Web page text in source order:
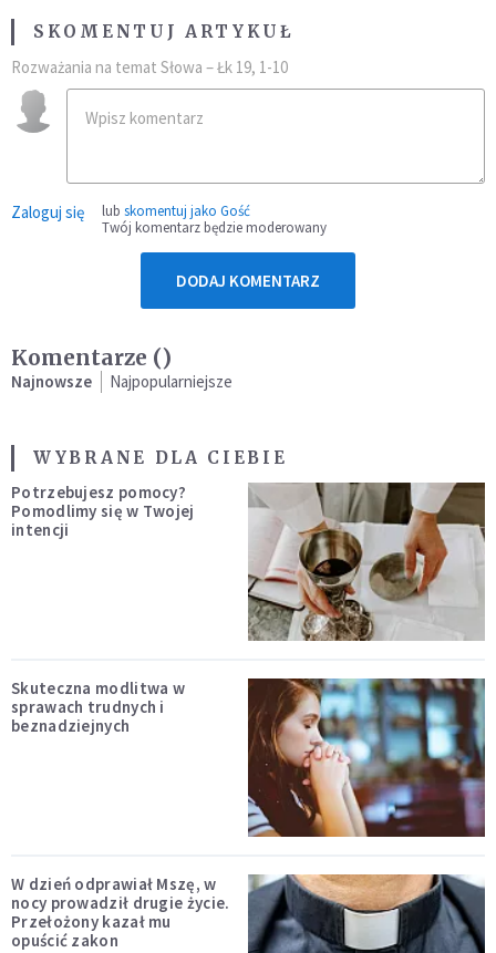
SKOMENTUJ ARTYKUŁ
Rozważania na temat Słowa – Łk 19, 1-10
Zaloguj się lub skomentuj jako Gość
Twój komentarz będzie moderowany
DODAJ KOMENTARZ
Komentarze ()
Najnowsze Najpopularniejsze
WYBRANE DLA CIEBIE
Potrzebujesz pomocy?
Pomodlimy się w Twojej
intencji
Skuteczna modlitwa w
sprawach trudnych i
beznadziejnych
W dzień odprawiał Mszę, w
nocy prowadził drugie życie.
Przełożony kazał mu
opuścić zakon